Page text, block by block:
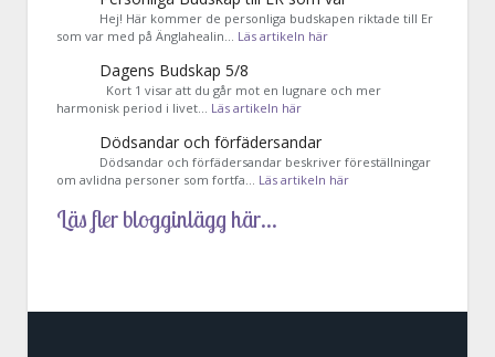
Hej! Här kommer de personliga budskapen riktade till Er
som var med på Änglahealin… Läs artikeln här
Dagens Budskap 5/8
Kort 1 visar att du går mot en lugnare och mer
harmonisk period i livet… Läs artikeln här
Dödsandar och förfädersandar
Dödsandar och förfädersandar beskriver föreställningar
om avlidna personer som fortfa… Läs artikeln här
Läs fler blogginlägg här...